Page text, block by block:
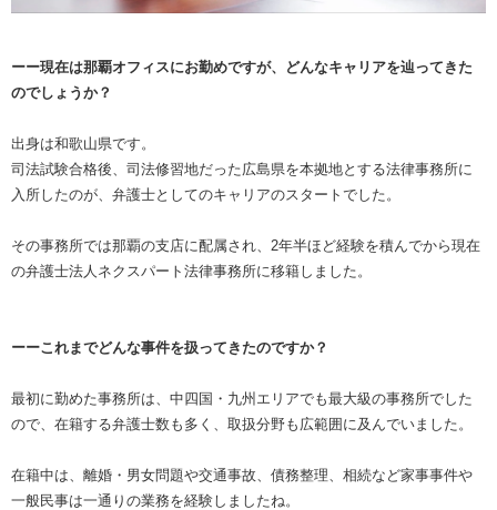
ーー現在は那覇オフィスにお勤めですが、どんなキャリアを辿ってきた
のでしょうか？
出身は和歌山県です。
司法試験合格後、司法修習地だった広島県を本拠地とする法律事務所に
入所したのが、弁護士としてのキャリアのスタートでした。
その事務所では那覇の支店に配属され、2年半ほど経験を積んでから現在
の弁護士法人ネクスパート法律事務所に移籍しました。
ーーこれまでどんな事件を扱ってきたのですか？
最初に勤めた事務所は、中四国・九州エリアでも最大級の事務所でした
ので、在籍する弁護士数も多く、取扱分野も広範囲に及んでいました。
在籍中は、離婚・男女問題や交通事故、債務整理、相続など家事事件や
一般民事は一通りの業務を経験しましたね。